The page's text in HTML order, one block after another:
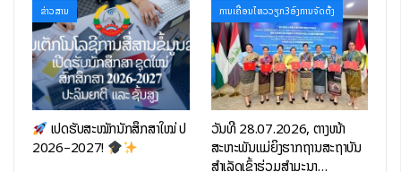
ຂ່າວສານ
ເປີດຮັບສະໝັກນັກສຶກສາໃໝ່ ປີ
2026–2027!
ການເຄື່ອນໄຫວວຽກ3ອົງການຈັດຕັ້ງ
ວັນທີ 28.07.2026, ຕາງໜ້າ
ສະຫະພັນແມ່ຍິງຮາກຖານສະຖາບັນ
ສຳເລັດເຂົ້າຮ່ວມສຳມະນາ…